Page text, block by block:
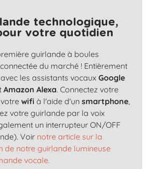
technologique,
votre quotidien
guirlande à boules
du marché ! Entièrement
les assistants vocaux Google
Amazon Alexa. Connectez votre
wifi à l'aide d'un smartphone,
votre guirlande par la voix
un interrupteur ON/OFF
Voir notre article sur la
de notre guirlande lumineuse
vocale.